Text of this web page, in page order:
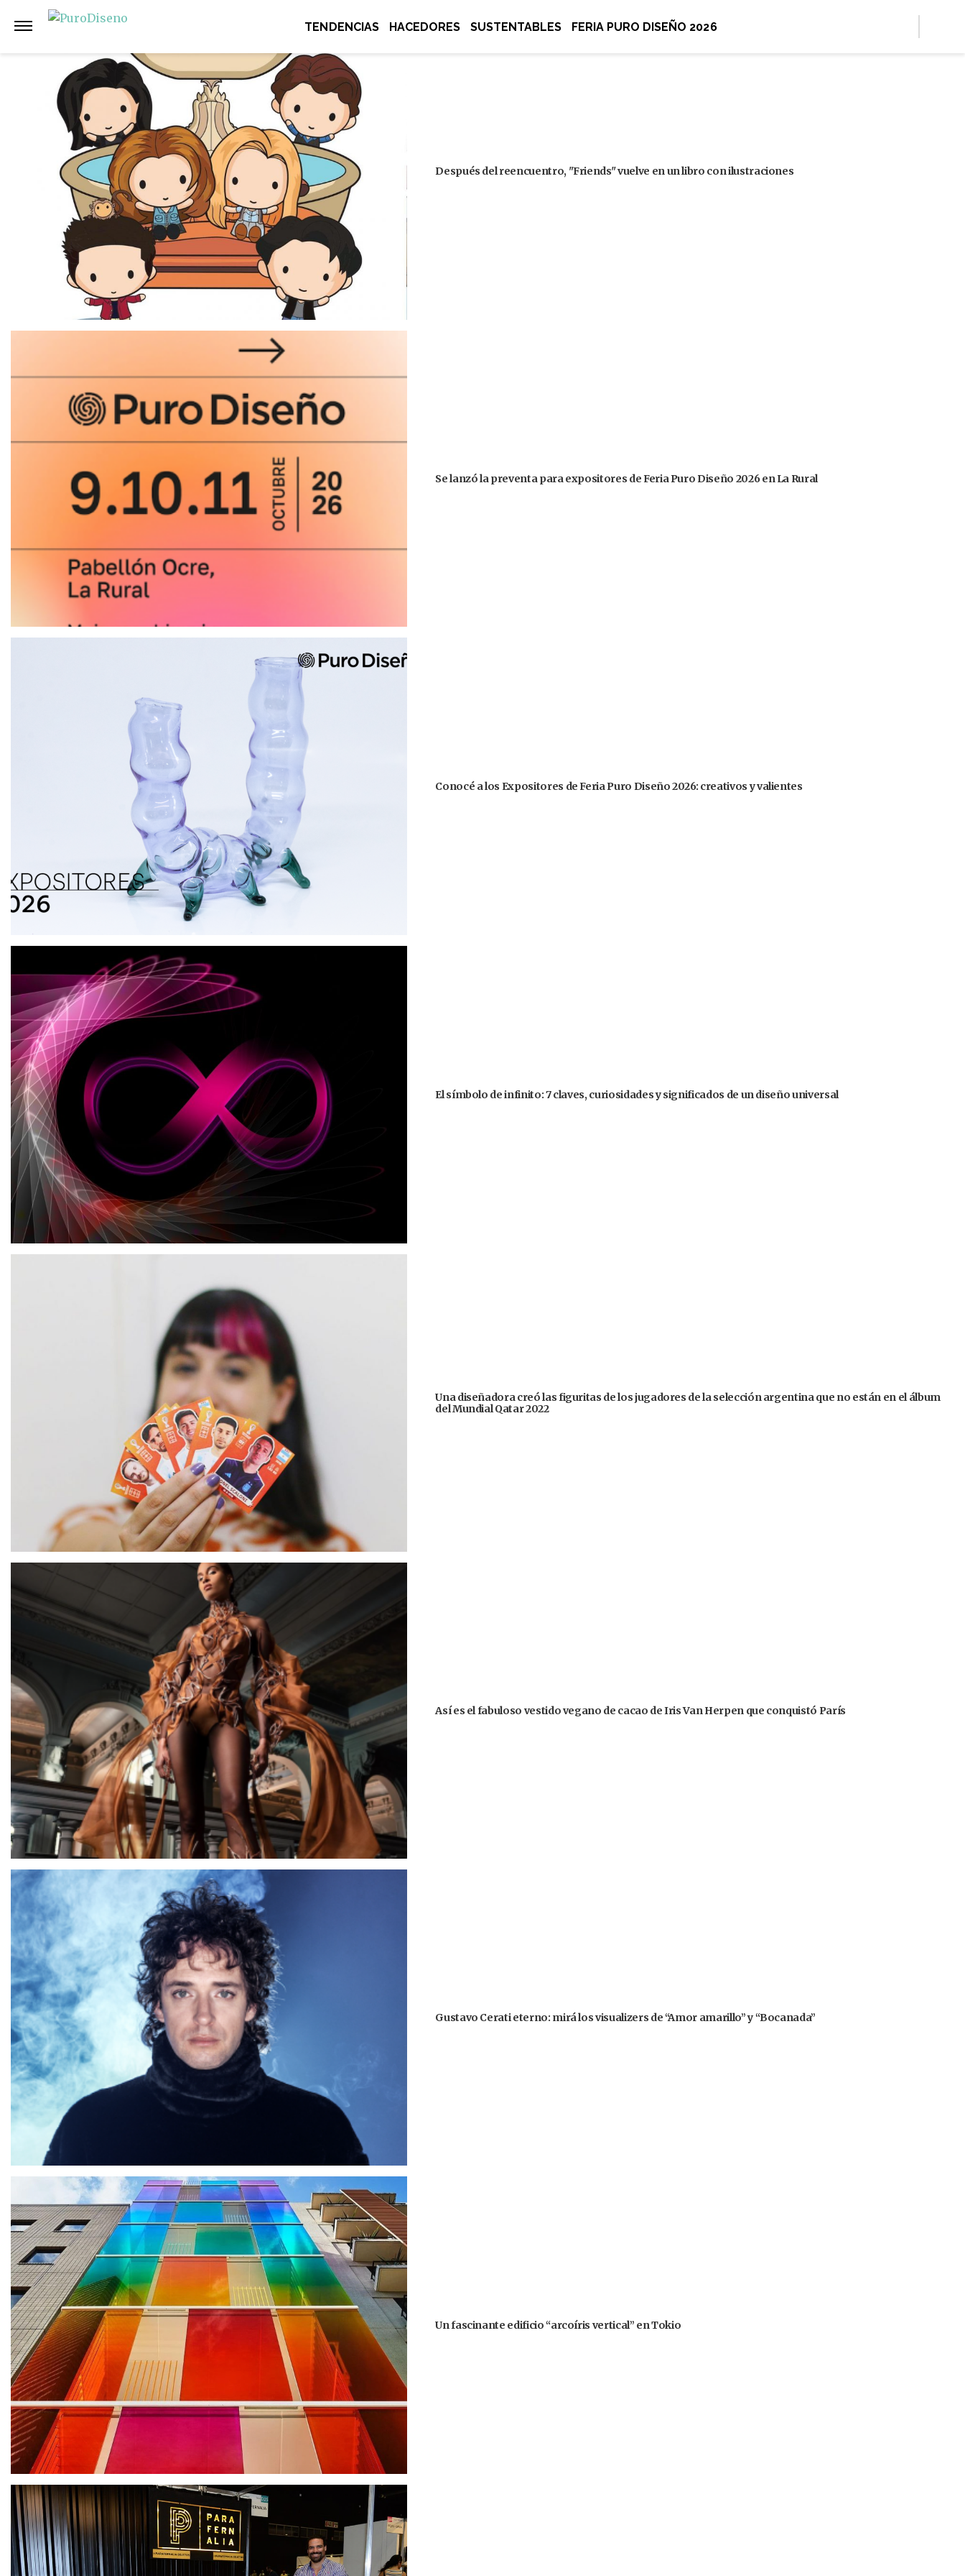
TENDENCIAS HACEDORES SUSTENTABLES FERIA PURO DISEÑO 2026
Anterior
Después del reencuentro, "Friends" vuelve en un libro con ilustraciones
Se lanzó la preventa para expositores de Feria Puro Diseño 2026 en La Rural
Conocé a los Expositores de Feria Puro Diseño 2026: creativos y valientes
El símbolo de infinito: 7 claves, curiosidades y significados de un diseño universal
Una diseñadora creó las figuritas de los jugadores de la selección argentina que no están en el álbum
del Mundial Qatar 2022
Así es el fabuloso vestido vegano de cacao de Iris Van Herpen que conquistó París
Gustavo Cerati eterno: mirá los visualizers de “Amor amarillo” y “Bocanada”
Un fascinante edificio “arcoíris vertical” en Tokio
Siguiente